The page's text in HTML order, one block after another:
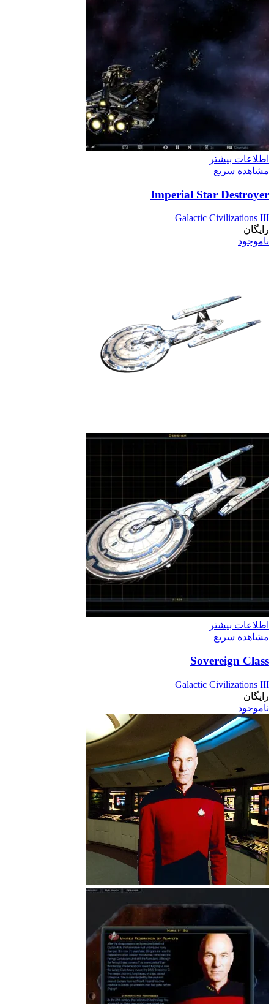
اطلاعات بیشتر
مشاهده سریع
Imperial Star Destroyer
Galactic Civilizations III
رایگان
ناموجود
اطلاعات بیشتر
مشاهده سریع
Sovereign Class
Galactic Civilizations III
رایگان
ناموجود